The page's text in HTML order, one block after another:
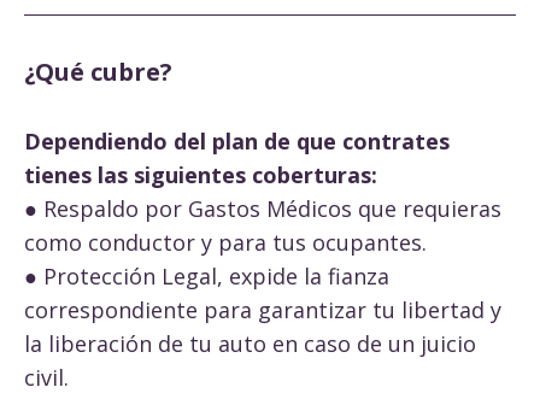
¿Qué cubre?
Dependiendo del plan de que contrates
tienes las siguientes coberturas:
● Respaldo por Gastos Médicos que requieras
como conductor y para tus ocupantes.
● Protección Legal, expide la fianza
correspondiente para garantizar tu libertad y
la liberación de tu auto en caso de un juicio
civil.